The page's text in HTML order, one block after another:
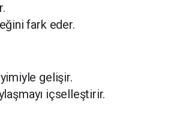
fark eder.
gelişir.
içselleştirir.